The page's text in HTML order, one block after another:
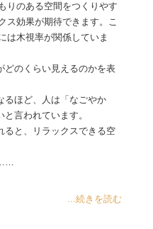
りのある空間をつくりやす
ス効果が期待できます。こ
は木視率が関係していま
どのくらい見えるのかを表
るほど、人は「なごやか
言われています。
ると、リラックスできる空
...続きを読む